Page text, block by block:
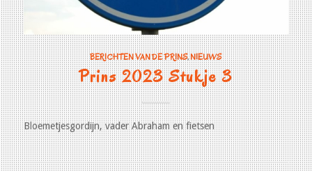
BERICHTEN VAN DE PRINS,NIEUWS
Prins 2023 Stukje 3
Bloemetjesgordijn, vader Abraham en fietsen